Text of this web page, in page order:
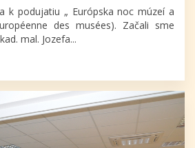
k podujatiu „ Európska noc múzeí a
des musées). Začali sme
mal. Jozefa...